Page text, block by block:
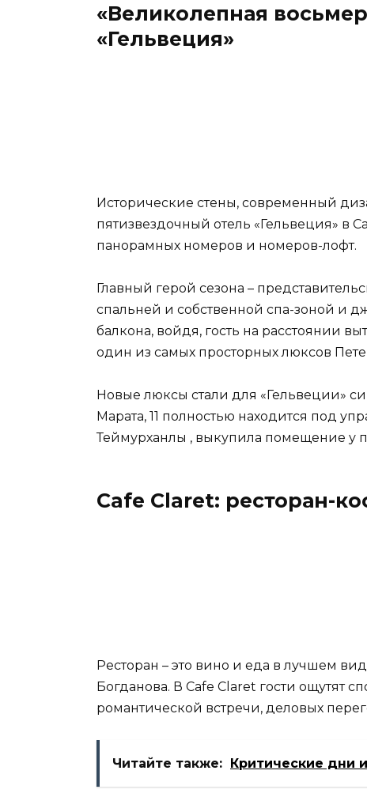
«Великолепная
«Гельвеция»
Исторические стены, современный
пятизвездочный отель «Гельвеция» в
панорамных номеров и номеров-лофт.
Главный герой сезона –
спальней и собственной спа-зоной и
балкона, войдя, гость на расстоянии
один из самых просторных люксов
Новые люксы стали для «Гельвеции»
Марата, 11 полностью находится под
Теймурханлы , выкупила помещение у
Cafe Claret: ресторан-
Ресторан – это вино и еда в лучшем
Богданова. В Cafe Claret гости ощутят
романтической встречи, деловых
Читайте также: Критические дни